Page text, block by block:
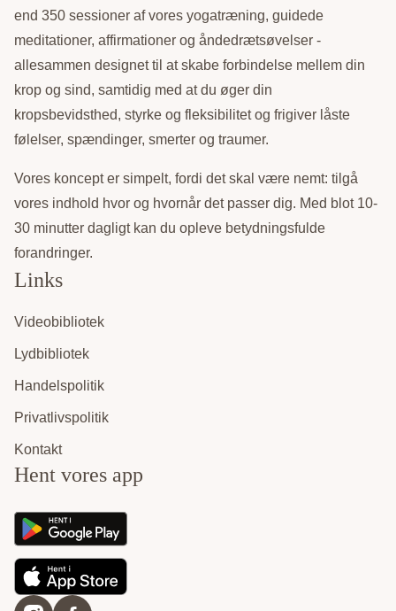
end 350 sessioner af vores yogatræning, guidede
meditationer, affirmationer og åndedrætsøvelser -
allesammen designet til at skabe forbindelse mellem din
krop og sind, samtidig med at du øger din
kropsbevidsthed, styrke og fleksibilitet og frigiver låste
følelser, spændinger, smerter og traumer.
Vores koncept er simpelt, fordi det skal være nemt: tilgå
vores indhold hvor og hvornår det passer dig. Med blot 10-
30 minutter dagligt kan du opleve betydningsfulde
forandringer.
Links
Videobibliotek
Lydbibliotek
Handelspolitik
Privatlivspolitik
Kontakt
Hent vores app